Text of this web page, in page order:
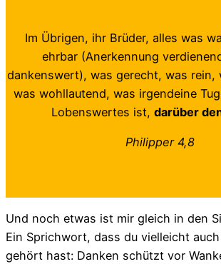
Im Übrigen, ihr Brüder, alles was
ehrbar (Anerkennung
dankenswert), was gerecht, was rein,
was wohllautend, was irgendeine
Lobenswertes ist, darüber
Philipper 4,8
Und noch etwas ist mir gleich in den
Ein Sprichwort, dass du vielleicht
gehört hast: Danken schützt vor